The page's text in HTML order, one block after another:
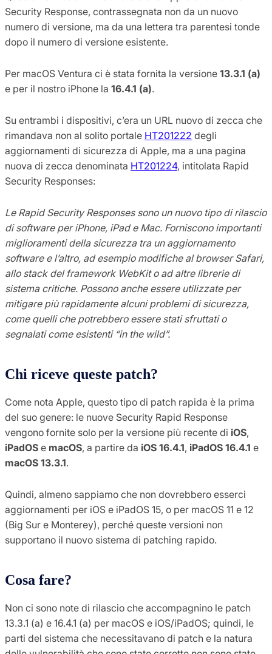
Security Response, contrassegnata non da un nuovo
numero di versione, ma da una lettera tra parentesi tonde
dopo il numero di versione esistente.
Per macOS Ventura ci è stata fornita la versione 13.3.1 (a)
e per il nostro iPhone la 16.4.1 (a).
Su entrambi i dispositivi, c’era un URL nuovo di zecca che
rimandava non al solito portale HT201222 degli
aggiornamenti di sicurezza di Apple, ma a una pagina
nuova di zecca denominata HT201224, intitolata Rapid
Security Responses:
Le Rapid Security Responses sono un nuovo tipo di rilascio
di software per iPhone, iPad e Mac. Forniscono importanti
miglioramenti della sicurezza tra un aggiornamento
software e l’altro, ad esempio modifiche al browser Safari,
allo stack del framework WebKit o ad altre librerie di
sistema critiche. Possono anche essere utilizzate per
mitigare più rapidamente alcuni problemi di sicurezza,
come quelli che potrebbero essere stati sfruttati o
segnalati come esistenti “in the wild”.
Chi riceve queste patch?
Come nota Apple, questo tipo di patch rapida è la prima
del suo genere: le nuove Security Rapid Response
vengono fornite solo per la versione più recente di iOS,
iPadOS e macOS, a partire da iOS 16.4.1, iPadOS 16.4.1 e
macOS 13.3.1.
Quindi, almeno sappiamo che non dovrebbero esserci
aggiornamenti per iOS e iPadOS 15, o per macOS 11 e 12
(Big Sur e Monterey), perché queste versioni non
supportano il nuovo sistema di patching rapido.
Cosa fare?
Non ci sono note di rilascio che accompagnino le patch
13.3.1 (a) e 16.4.1 (a) per macOS e iOS/iPadOS; quindi, le
parti del sistema che necessitavano di patch e la natura